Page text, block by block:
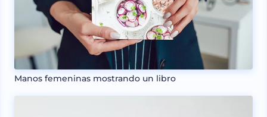
Manos femeninas mostrando un libro